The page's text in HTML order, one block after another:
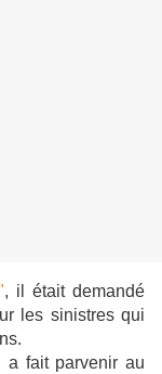
, il était demandé
les sinistres qui
a fait parvenir au